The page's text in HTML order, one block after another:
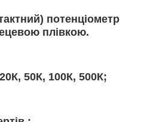
потенціометр
плівкою.
50К, 100К, 500К;